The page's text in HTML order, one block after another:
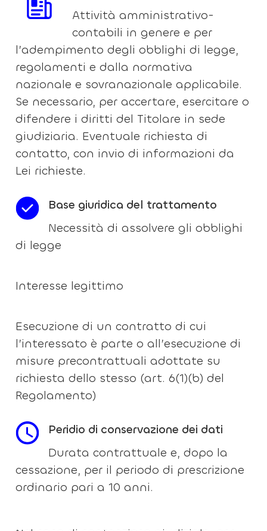
Attività amministrativo-
contabili in genere e per
l’adempimento degli obblighi di legge,
regolamenti e dalla normativa
nazionale e sovranazionale applicabile.
Se necessario, per accertare, esercitare o
difendere i diritti del Titolare in sede
giudiziaria. Eventuale richiesta di
contatto, con invio di informazioni da
Lei richieste.
Base giuridica del trattamento
Necessità di assolvere gli obblighi
di legge
Interesse legittimo
Esecuzione di un contratto di cui
l’interessato è parte o all’esecuzione di
misure precontrattuali adottate su
richiesta dello stesso (art. 6(1)(b) del
Regolamento)
Peridio di conservazione dei dati
Durata contrattuale e, dopo la
cessazione, per il periodo di prescrizione
ordinario pari a 10 anni.